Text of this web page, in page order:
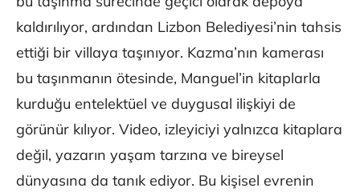
kaldırılıyor, ardından Lizbon Belediyesi’nin tahsis
ettiği bir villaya taşınıyor. Kazma’nın kamerası
bu taşınmanın ötesinde, Manguel’in kitaplarla
kurduğu entelektüel ve duygusal ilişkiyi de
görünür kılıyor. Video, izleyiciyi yalnızca kitaplara
değil, yazarın yaşam tarzına ve bireysel
dünyasına da tanık ediyor. Bu kişisel evrenin